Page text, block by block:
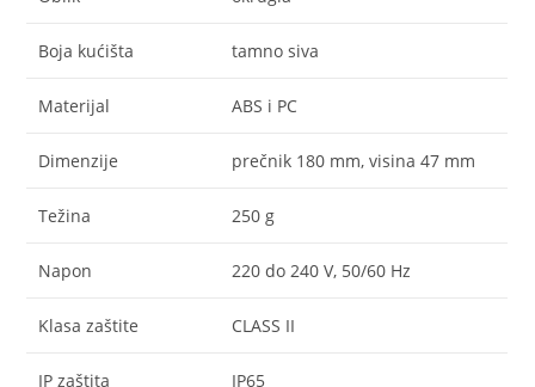
Boja kućišta tamno siva
Materijal ABS i PC
Dimenzije prečnik 180 mm, visina 47 mm
Težina 250 g
Napon 220 do 240 V, 50/60 Hz
Klasa zaštite CLASS II
IP zaštita IP65